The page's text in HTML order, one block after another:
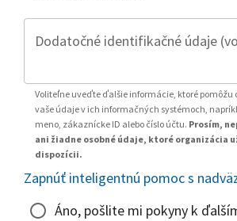
Dodatočné identifikačné údaje
Voliteľne uveďte ďalšie informácie, ktoré
vaše údaje v ich informačných systémoch,
meno, zákaznícke ID alebo číslo účtu. Prosím,
ani žiadne osobné údaje, ktoré organizácia
dispozícii.
Zapnúť inteligentnú pomoc s
Áno, pošlite mi pokyny k